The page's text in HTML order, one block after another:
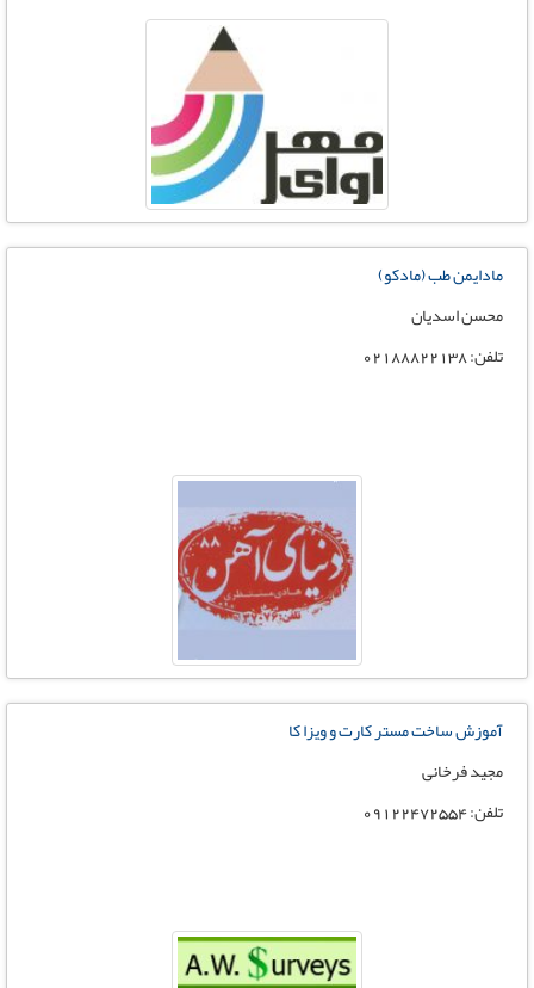
مادایمن طب (مادکو)
محسن اسدیان
تلفن: 02188822138
آموزش ساخت مستر کارت و ویزا کا
مجید فرخانی
تلفن: 09122472554